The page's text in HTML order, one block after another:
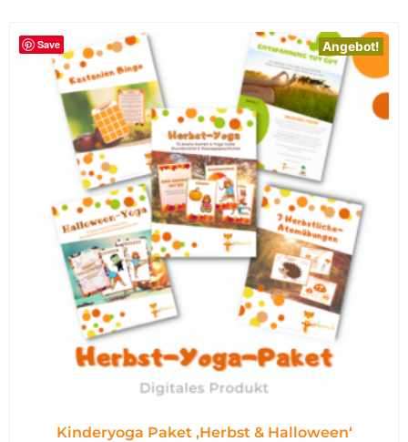
Save Angebot!
Kinderyoga Paket ,Herbst & Halloween‘